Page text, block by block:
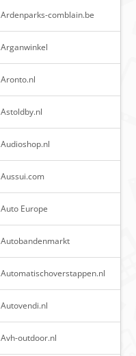
Ardenparks-comblain.be
Arganwinkel
Aronto.nl
Astoldby.nl
Audioshop.nl
Aussui.com
Auto Europe
Autobandenmarkt
Automatischoverstappen.nl
Autovendi.nl
Avh-outdoor.nl